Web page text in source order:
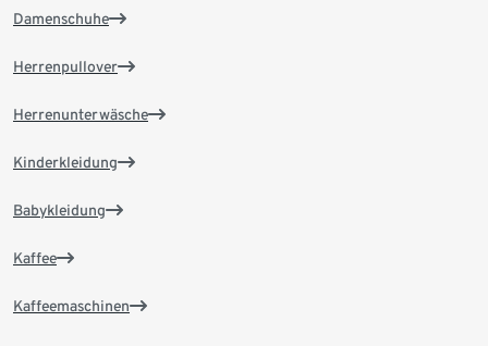
Damenschuhe
Herrenpullover
Herrenunterwäsche
Kinderkleidung
Babykleidung
Kaffee
Kaffeemaschinen